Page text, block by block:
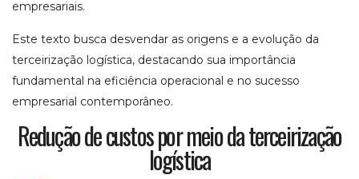
empresariais.
Este texto busca desvendar as origens e a evolução da
terceirização logística, destacando sua importância
fundamental na eficiência operacional e no sucesso
empresarial contemporâneo.
Redução de custos por meio da terceirização
logística